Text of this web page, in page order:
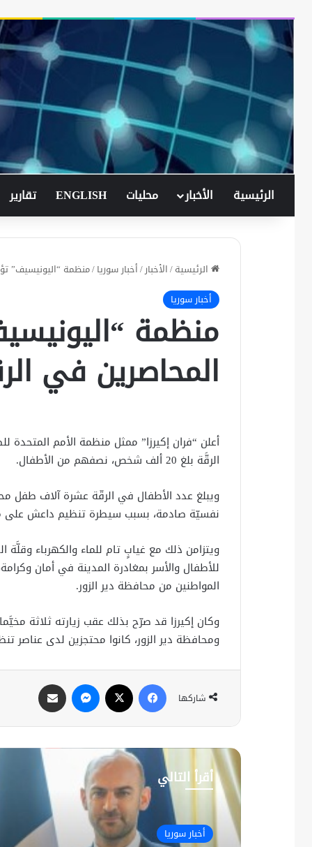
الرئيسية الأخبار محليات ENGLISH تقارير
الرئيسية/الأخبار/أخبار سوريا/منظمة “اليونيسيف”
أخبار سوريا
منظمة
المحاصرين في
أعلن “فران إكيرزا” ممثل منظمة الأمم
الرقَّة بلغ 20 ألف شخص، نصفهم من الأطفال.
ويبلغ عدد الأطفال في الرقّة عشرة آلاف طفل
نفسيّة صادمة، بسبب سيطرة تنظيم داعش على
ويتزامن ذلك مع غيابٍ تام للماء والكهرباء
للأطفال والأسر بمغادرة المدينة في أمان
المواطنين من محافظة دير الزور.
وكان إكيرزا قد صرّح بذلك عقب زيارته ثلاثة
ومحافظة دير الزور، كانوا محتجزين لدى عناصر
شاركها
فيسبوك ماسنجر
أقرأ التالي
أخبار سوريا